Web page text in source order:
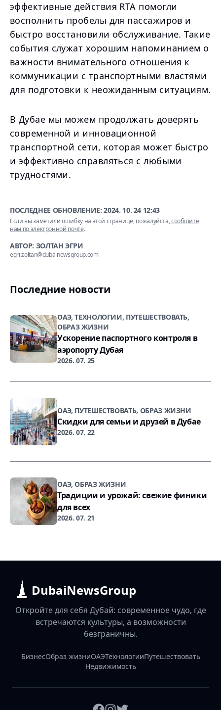
эффективные действия RTA помогли
восполнить пробелы для пассажиров и
быстро восстановили обслуживание. Такие
события служат хорошим напоминанием о
важности внимательного отношения к
коммуникации с транспортными властями
для подготовки к неожиданным ситуациям.
В Дубае мы можем продолжать доверять
современной и инновационной
транспортной сети, которая может быстро
и эффективно справляться с любыми
трудностями.
ПОСЛЕДНЕЕ ОБНОВЛЕНИЕ:2024. 10. 24 12:43
Если вы заметили ошибку на этой странице, пожалуйста,сообщите
нам по электронной почте.
АВТОР: ЗОЛТАН ЭГРИ
egri.zoltan@dubainewsgroup.com
Последние новости
ОАЭ, ТЕХНОЛОГИИ, ПУТЕШЕСТВОВАТЬ,
ОБРАЗ ЖИЗНИ
Ускорение паспортного контроля в
аэропорту Дубая
2026. 07. 25
ОАЭ, ПУТЕШЕСТВОВАТЬ, ОБРАЗ ЖИЗНИ
Скидки для семьи и друзей в Дубае
2026. 07. 22
ОАЭ, ОБРАЗ ЖИЗНИ
Традиции и урожай: свежие финики
для всех
2026. 07. 21
DubaiNewsGroup
Откройте для себя Дубай: современное чудо, где
встречаются культуры, а возможности
безграничны.
БизнесОбраз жизниОАЭТехнологииПутешествовать
Недвижимость